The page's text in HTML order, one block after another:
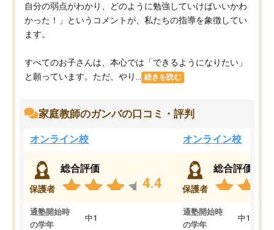
自分の弱点がわかり、どのように勉強していけばいいかわ
かった！」というコメントが、私たちの指導を象徴してい
ます。
すべてのお子さんは、本心では「できるようになりたい」
と願っています。ただ、やり...
続きを読む
家庭教師のガンバの口コミ・評判
オンライン校
保護者
総合評価
4.4
通塾開始時
の学年
中1
オンライン校
保護者
総合評価
通塾開始時
の学年
中1